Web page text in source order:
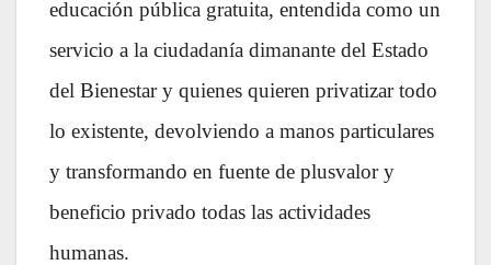
educación pública gratuita, entendida como un
servicio a la ciudadanía dimanante del Estado
del Bienestar y quienes quieren privatizar todo
lo existente, devolviendo a manos particulares
y transformando en fuente de plusvalor y
beneficio privado todas las actividades
humanas.